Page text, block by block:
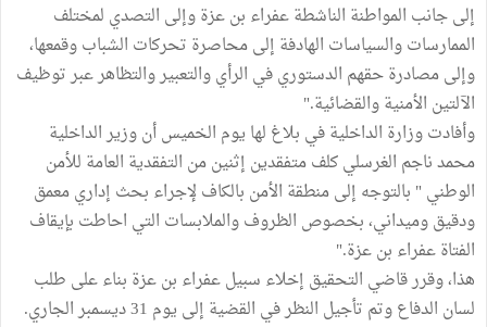
إلى جانب المواطنة الناشطة عفراء بن عزة وإلى التصدي لمختلف
الممارسات والسياسات الهادفة إلى محاصرة تحركات الشباب وقمعها،
وإلى مصادرة حقهم الدستوري في الرأي والتعبير والتظاهر عبر توظيف
الآلتين الأمنية والقضائية."
وأفادت وزارة الداخلية في بلاغ لها يوم الخميس أن وزير الداخلية
محمد ناجم الغرسلي كلف متفقدين إثنين من التفقدية العامة للأمن
الوطني " بالتوجه إلى منطقة الأمن بالكاف لإجراء بحث إداري معمق
ودقيق وميداني، بخصوص الظروف والملابسات التي احاطت بإيقاف
الفتاة عفراء بن عزة."
هذا، وقرر قاضي التحقيق إخلاء سبيل عفراء بن عزة بناء على طلب
لسان الدفاع وتم تأجيل النظر في القضية إلى يوم 31 ديسمبر الجاري.